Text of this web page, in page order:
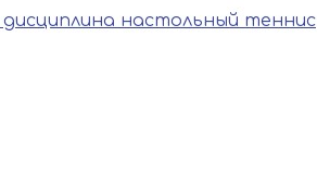
настольный теннис